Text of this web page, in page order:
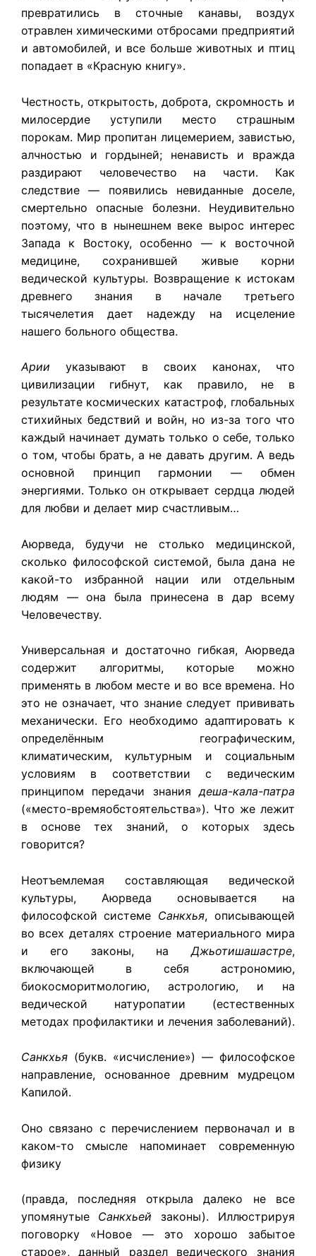
превратились в сточные канавы, воздух
отравлен химическими отбросами предприятий
и автомобилей, и все больше животных и птиц
попадает в «Красную книгу».
Честность, открытость, доброта, скромность и
милосердие уступили место страшным
порокам. Мир пропитан лицемерием, завистью,
алчностью и гордыней; ненависть и вражда
раздирают человечество на части. Как
следствие — появились невиданные доселе,
смертельно опасные болезни. Неудивительно
поэтому, что в нынешнем веке вырос интерес
Запада к Востоку, особенно — к восточной
медицине, сохранившей живые корни
ведической культуры. Возвращение к истокам
древнего знания в начале третьего
тысячелетия дает надежду на исцеление
нашего больного общества.
Арии указывают в своих канонах, что
цивилизации гибнут, как правило, не в
результате космических катастроф, глобальных
стихийных бедствий и войн, но из-за того что
каждый начинает думать только о себе, только
о том, чтобы брать, а не давать другим. А ведь
основной принцип гармонии — обмен
энергиями. Только он открывает сердца людей
для любви и делает мир счастливым…
Аюрведа, будучи не столько медицинской,
сколько философской системой, была дана не
какой-то избранной нации или отдельным
людям — она была принесена в дар всему
Человечеству.
Универсальная и достаточно гибкая, Аюрведа
содержит алгоритмы, которые можно
применять в любом месте и во все времена. Но
это не означает, что знание следует прививать
механически. Его необходимо адаптировать к
определённым географическим,
климатическим, культурным и социальным
условиям в соответствии с ведическим
принципом передачи знаниядеша-кала-патра
(«место-времяобстоятельства»). Что же лежит
в основе тех знаний, о которых здесь
говорится?
Неотъемлемая составляющая ведической
культуры, Аюрведа основывается на
философской системе Санкхья, описывающей
во всех деталях строение материального мира
и его законы, на Джьотишашастре,
включающей в себя астрономию,
биокосморитмологию, астрологию, и на
ведической натуропатии (естественных
методах профилактики и лечения заболеваний).
Санкхья(букв. «исчисление») — философское
направление, основанное древним мудрецом
Капилой.
Оно связано с перечислением первоначал и в
каком-то смысле напоминает современную
физику
(правда, последняя открыла далеко не все
упомянутые Санкхьейзаконы). Иллюстрируя
поговорку «Новое — это хорошо забытое
старое», данный раздел ведического знания